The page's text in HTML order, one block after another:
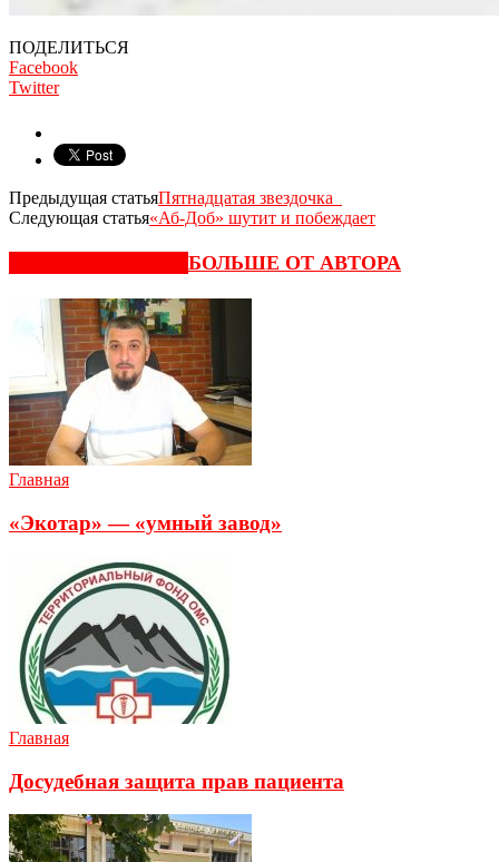
ПОДЕЛИТЬСЯ
Facebook
Twitter
Предыдущая статьяПятнадцатая звездочка
Следующая статья«Аб-Доб» шутит и побеждает
БОЛЬШЕ ОТ АВТОРА
Главная
«Экотар» — «умный завод»
Главная
Досудебная защита прав пациента